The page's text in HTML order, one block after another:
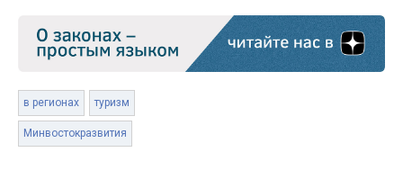
в регионах туризм
Минвостокразвития